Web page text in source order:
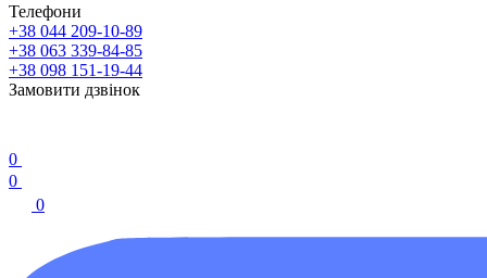
Телефони
+38 044 209-10-89
+38 063 339-84-85
+38 098 151-19-44
Замовити дзвінок
0
0
0